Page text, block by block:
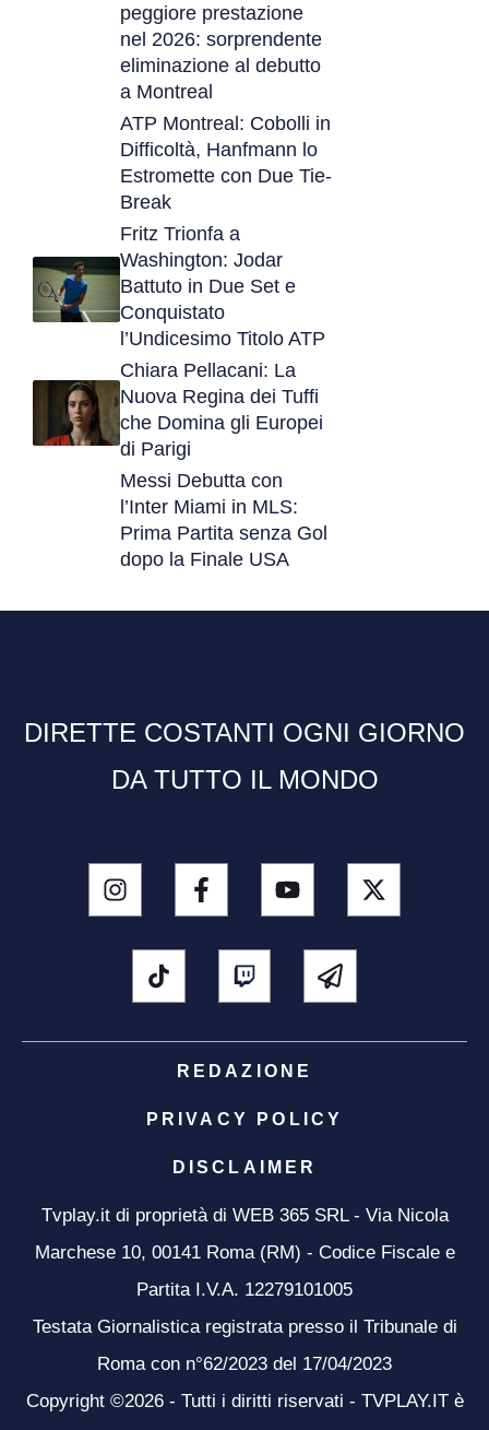
peggiore prestazione
nel 2026: sorprendente
eliminazione al debutto
a Montreal
ATP Montreal: Cobolli in
Difficoltà, Hanfmann lo
Estromette con Due Tie-
Break
Fritz Trionfa a
Washington: Jodar
Battuto in Due Set e
Conquistato
l’Undicesimo Titolo ATP
Chiara Pellacani: La
Nuova Regina dei Tuffi
che Domina gli Europei
di Parigi
Messi Debutta con
l’Inter Miami in MLS:
Prima Partita senza Gol
dopo la Finale USA
DIRETTE COSTANTI OGNI GIORNO
DA TUTTO IL MONDO
REDAZIONE
PRIVACY POLICY
DISCLAIMER
Tvplay.it di proprietà di WEB 365 SRL - Via Nicola
Marchese 10, 00141 Roma (RM) - Codice Fiscale e
Partita I.V.A. 12279101005
Testata Giornalistica registrata presso il Tribunale di
Roma con n°62/2023 del 17/04/2023
Copyright ©2026 - Tutti i diritti riservati - TVPLAY.IT è